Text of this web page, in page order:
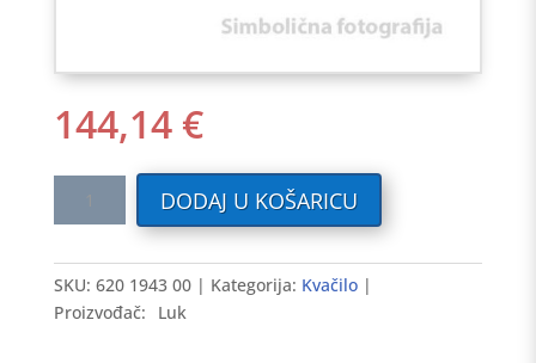
144,14 €
POLO
95-,CADDY
m.AEX,SEAT
DODAJ U KOŠARICU
SKU: 620 1943 00 Kategorija: Kvačilo
Proizvođač:
Luk